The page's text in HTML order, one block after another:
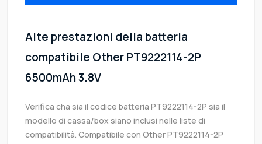
Alte prestazioni della batteria
compatibile Other PT9222114-2P
6500mAh 3.8V
Verifica cha sia il codice batteria PT9222114-2P sia il
modello di cassa/box siano inclusi nelle liste di
compatibilità. Compatibile con Other PT9222114-2P